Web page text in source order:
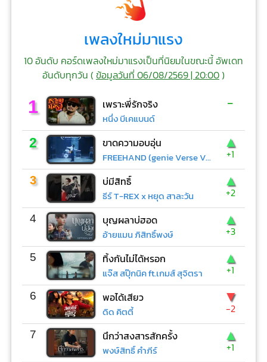
เพลงใหม่มาแรง
10 อันดับ คอร์ดเพลงใหม่มาแรงเป็นที่นิยมในขณะนี้ อัพเดท
อันดับทุกวัน (ข้อมูลวันที่ 06/08/2569 | 20:00)
1 เพราะพี่รักจริง
หนึ่ง บีเคแบนด์
-
2 ขาดความอบอุ่น
FREEHAND (genie Verse Vol.1)
▲
+1
3 บ่มีสิทธิ์
ธีร์ T-REX x หยุด สาละวัน
▲
+2
4 บุญผลาบ่ฮอด
อ้ายแมน ภิสิทธิ์พงษ์
▲
+3
5 ทิ้งกันไม่ได้หรอก
แจ๊ส สปุ๊กนิค ft.เกมส์ สุจิตรา
▲
+1
6 พอได้เสียว
ดิด คิตตี้
▼
-2
7 นึกว่าสงสารสักครั้ง
พงษ์สิทธิ์ คำภีร์
▲
+1